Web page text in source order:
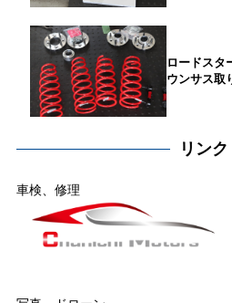
ロードスタ
ウンサス取
リンク
車検、修理